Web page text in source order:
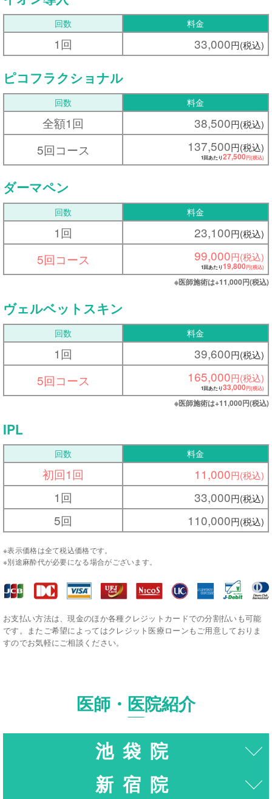
回数 料金
1回 33,000円(税込)
ピコフラクショナル
回数 料金
全額1回 38,500円(税込)
5回コース 137,500円(税込)
1回あたり27,500円(税込)
ダーマペン
回数 料金
1回 23,100円(税込)
5回コース 99,000円(税込)
1回あたり19,800円(税込)
※医師施術は+11,000円(税込)
ヴェルベットスキン
回数 料金
1回 39,600円(税込)
5回コース 165,000円(税込)
1回あたり33,000円(税込)
※医師施術は+11,000円(税込)
IPL
回数 料金
初回1回 11,000円(税込)
1回 33,000円(税込)
5回 110,000円(税込)
※表示価格は全て税込価格です。
※別途麻酔代が必要になる場合がございます。
お支払い方法は、現金のほか各種クレジットカードでの分割払いも可能
です。またご希望によってはクレジット医療ローンもご用意しておりま
すのでお気軽にご相談ください。
医師・医院紹介
池袋院
新宿院